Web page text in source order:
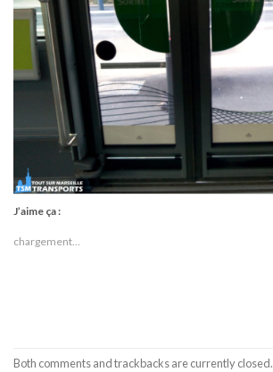
J’aime ça :
chargement…
Both comments and trackbacks are currently closed.